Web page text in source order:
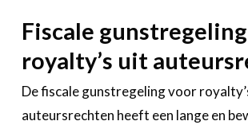
Fiscale
royalty’s uit
De fiscale gunstregeling voor
auteursrechten heeft een lange en